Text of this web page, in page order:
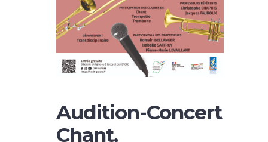
Audition-Concert
Chant,